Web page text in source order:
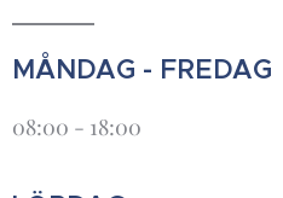
MÅNDAG - FREDAG
08:00 - 18:00